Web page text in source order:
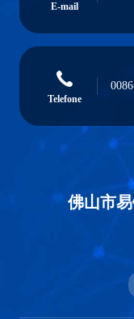
E-mail
Telefone
佛山市